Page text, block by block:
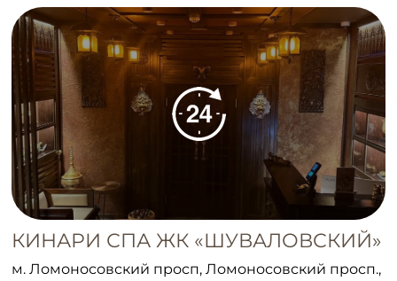
КИНАРИ СПА ЖК «ШУВАЛОВСКИЙ»
м. Ломоносовский просп, Ломоносовский просп.,